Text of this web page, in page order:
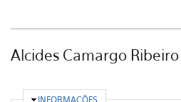
Alcides Camargo Ribeiro
OCULTAR
INFORMAÇÕES